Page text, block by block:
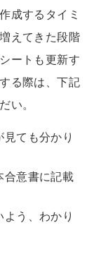
成するタイミ
えてきた段階
ートも更新す
る際は、下記
い。
ても分かり
合意書に記載
う、わかり